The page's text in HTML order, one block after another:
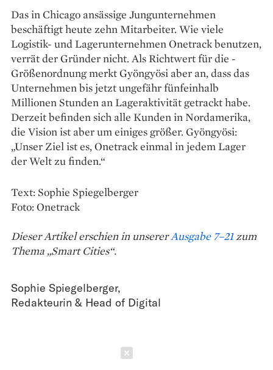
Das in Chicago ansässige Jungunternehmen
beschäftigt heute zehn Mitarbeiter. Wie viele
Logistik- und Lagerunternehmen Onetrack benutzen,
verrät der Gründer nicht. Als Richtwert für die ­
Größenordnung merkt ­Gyöngyösi aber an, dass das
Unternehmen bis jetzt ungefähr fünfeinhalb
Millionen Stunden an Lageraktivität getrackt habe.
Derzeit befinden sich alle Kunden in Nordamerika,
die Vision ist aber um einiges größer. Gyöngyösi:
„Unser Ziel ist es, Onetrack einmal in jedem ­Lager
der Welt zu finden.“
Text: Sophie Spiegelberger
Foto: Onetrack
Dieser Artikel erschien in unsererAusgabe 7–21zum
Thema „Smart Cities“.
Sophie Spiegelberger,
Redakteurin & Head of Digital